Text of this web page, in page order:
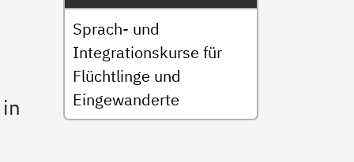
Sprach- und
Integrationskurse für
Flüchtlinge und
Eingewanderte